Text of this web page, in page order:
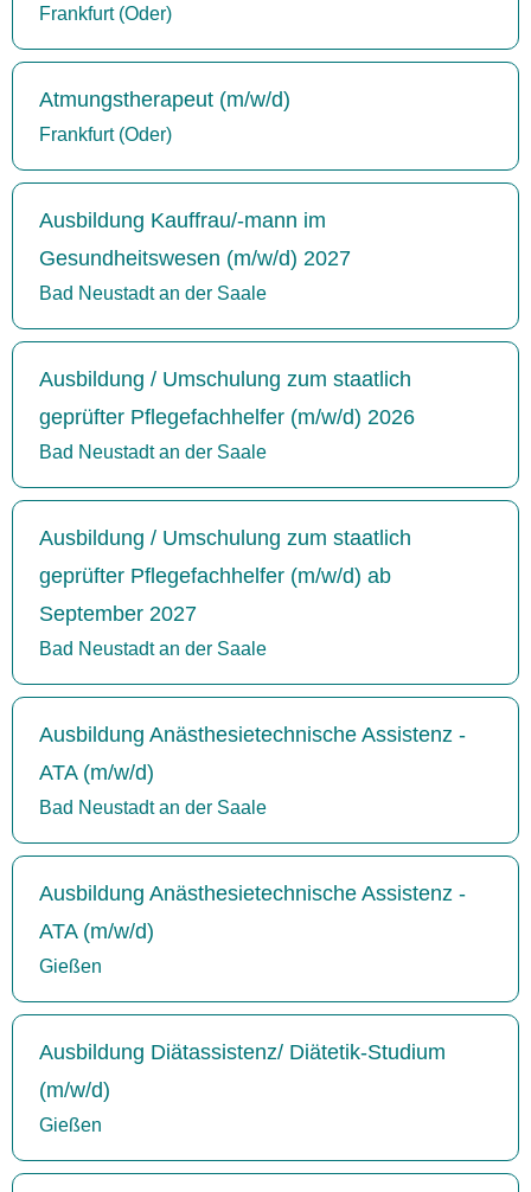
Frankfurt (Oder)
Atmungstherapeut (m/w/d)
Frankfurt (Oder)
Ausbildung Kauffrau/-mann im
Gesundheitswesen (m/w/d) 2027
Bad Neustadt an der Saale
Ausbildung / Umschulung zum staatlich
geprüfter Pflegefachhelfer (m/w/d) 2026
Bad Neustadt an der Saale
Ausbildung / Umschulung zum staatlich
geprüfter Pflegefachhelfer (m/w/d) ab
September 2027
Bad Neustadt an der Saale
Ausbildung Anästhesietechnische Assistenz -
ATA (m/w/d)
Bad Neustadt an der Saale
Ausbildung Anästhesietechnische Assistenz -
ATA (m/w/d)
Gießen
Ausbildung Diätassistenz/ Diätetik-Studium
(m/w/d)
Gießen